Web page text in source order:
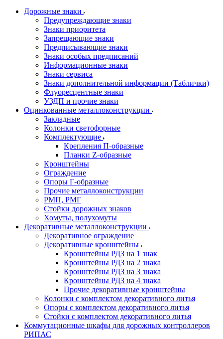
Дорожные знаки
Предупреждающие знаки
Знаки приоритета
Запрещающие знаки
Предписывающие знаки
Знаки особых предписаний
Информационные знаки
Знаки сервиса
Знаки дополнительной информации (Таблички)
Флуоресцентные знаки
УЗДП и прочие знаки
Оцинкованные металлоконструкции
Закладные
Колонки светофорные
Комплектующие
Крепления П-образные
Планки Z-образные
Кронштейны
Ограждение
Опоры Г-образные
Прочие металлоконструкции
РМП, РМГ
Стойки дорожных знаков
Хомуты, полухомуты
Декоративные металлоконструкции
Декоративное ограждение
Декоративные кронштейны
Кронштейны РДЗ на 1 знак
Кронштейны РДЗ на 2 знака
Кронштейны РДЗ на 3 знака
Кронштейны РДЗ на 4 знака
Прочие декоративные кронштейны
Колонки с комплектом декоративного литья
Опоры с комплектом декоративного литья
Стойки с комплектом декоративного литья
Коммутационные шкафы для дорожных контроллеров
РИПАС